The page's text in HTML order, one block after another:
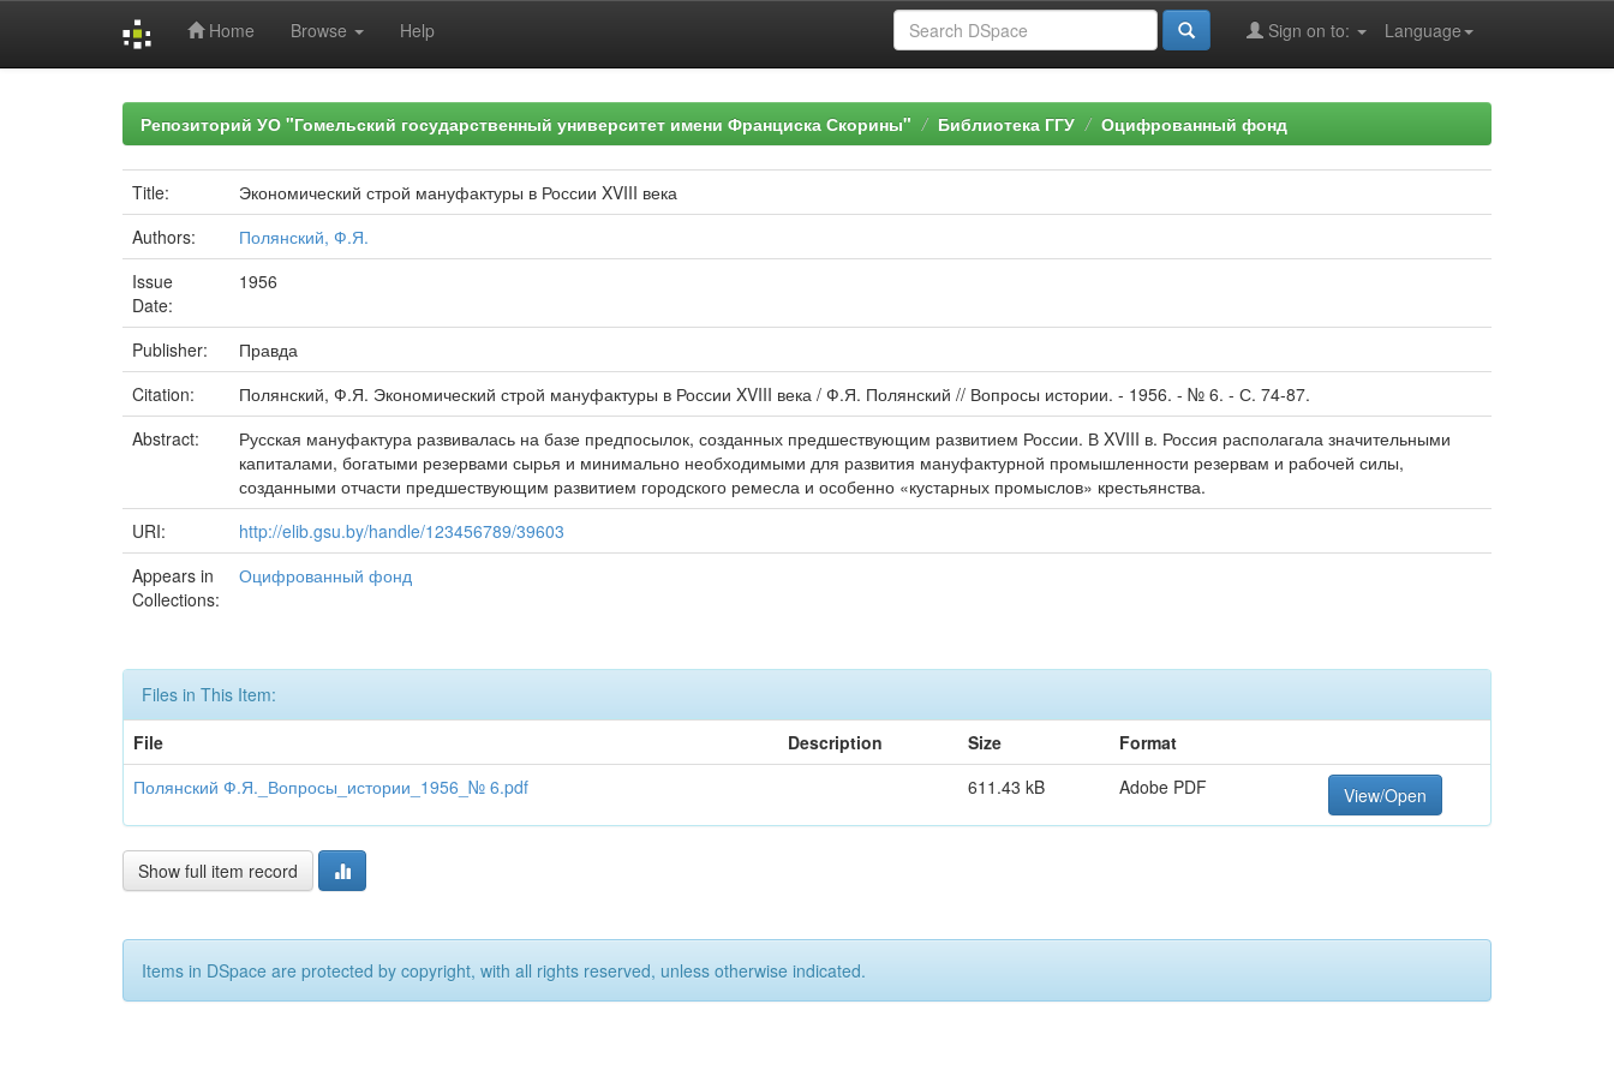
Home Browse Help Language
Sign on to:
Репозиторий УО "Гомельский государственный университет имени Франциска Скорины" Библиотека ГГУ Оцифрованный фонд
Title:
Экономический строй мануфактуры в России XVIII века
Authors:
Полянский, Ф.Я.
Issue
Date:
1956
Publisher:
Правда
Citation:
Полянский, Ф.Я. Экономический строй мануфактуры в России XVIII века / Ф.Я. Полянский // Вопросы истории. - 1956. - № 6. - С. 74-87.
Abstract:
Русская мануфактура развивалась на базе предпосылок, созданных предшествующим развитием России. В XVIII в. Россия располагала значительными
капиталами, богатыми резервами сырья и минимально необходимыми для развития мануфактурной промышленности резервам и рабочей силы,
созданными отчасти предшествующим развитием городского ремесла и особенно «кустарных промыслов» крестьянства.
URI:
http://elib.gsu.by/handle/123456789/39603
Appears in
Collections:
Оцифрованный фонд
Files in This Item:
File
Description Size
Format
Полянский Ф.Я._Вопросы_истории_1956_№ 6.pdf
611.43 kB Adobe PDF View/Open
Show full item record
Items in DSpace are protected by copyright, with all rights reserved, unless otherwise indicated.